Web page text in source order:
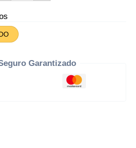
Para
Garantizado